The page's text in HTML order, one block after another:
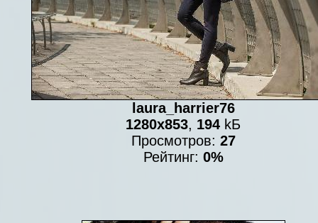
laura_harrier76
1280x853, 194 kБ
Просмотров: 27
Рейтинг: 0%